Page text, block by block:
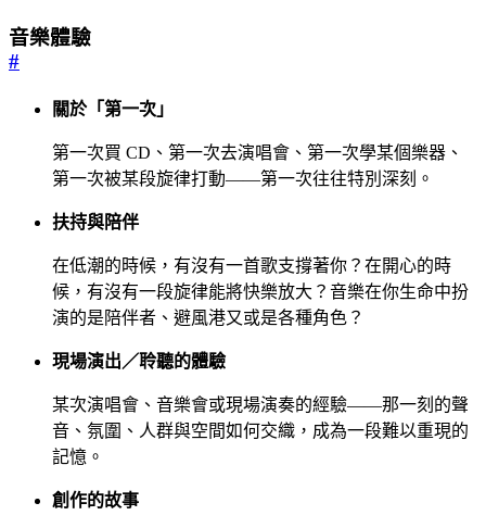
音樂體驗
#
關於「第一次」
第一次買 CD、第一次去演唱會、第一次學某個樂器、
第一次被某段旋律打動——第一次往往特別深刻。
扶持與陪伴
在低潮的時候，有沒有一首歌支撐著你？在開心的時
候，有沒有一段旋律能將快樂放大？音樂在你生命中扮
演的是陪伴者、避風港又或是各種角色？
現場演出／聆聽的體驗
某次演唱會、音樂會或現場演奏的經驗——那一刻的聲
音、氛圍、人群與空間如何交織，成為一段難以重現的
記憶。
創作的故事